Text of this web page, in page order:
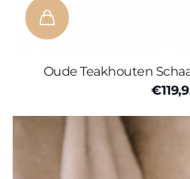
Oude Teakhouten